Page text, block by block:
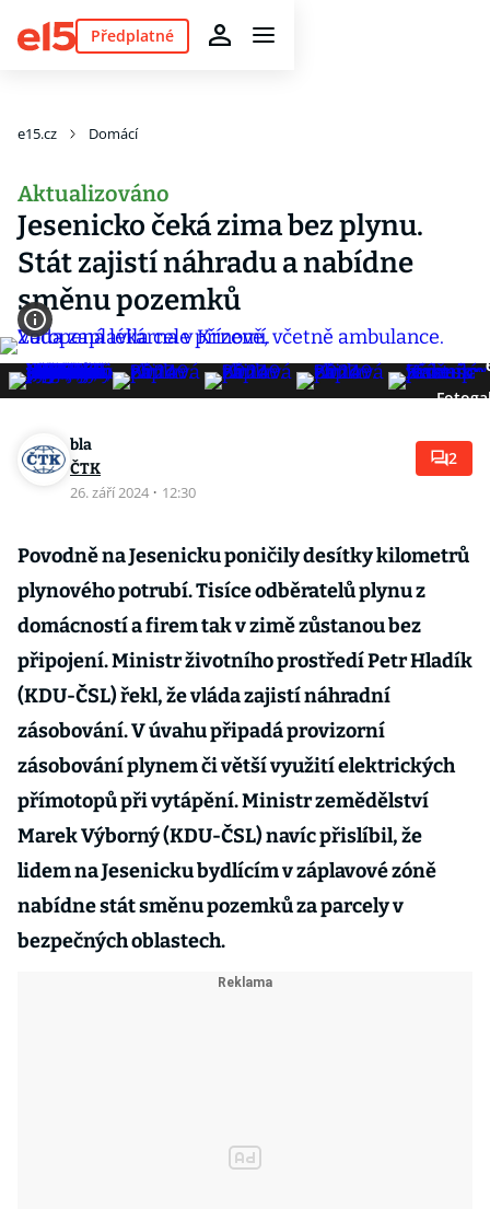
Předplatné
e15.cz Domácí
Aktualizováno
Jesenicko čeká zima bez plynu.
Stát zajistí náhradu a nabídne
směnu pozemků
bla
ČTK
26. září 2024 · 12:30
2
Povodně na Jesenicku poničily desítky kilometrů
plynového potrubí. Tisíce odběratelů plynu z
domácností a firem tak v zimě zůstanou bez
připojení. Ministr životního prostředí Petr Hladík
(KDU-ČSL) řekl, že vláda zajistí náhradní
zásobování. V úvahu připadá provizorní
zásobování plynem či větší využití elektrických
přímotopů při vytápění. Ministr zemědělství
Marek Výborný (KDU-ČSL) navíc přislíbil, že
lidem na Jesenicku bydlícím v záplavové zóně
nabídne stát směnu pozemků za parcely v
bezpečných oblastech.